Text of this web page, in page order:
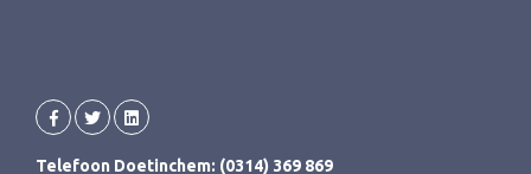
Telefoon Doetinchem: (0314) 369 869